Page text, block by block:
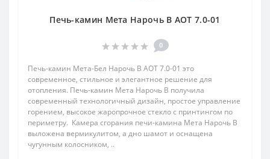
Печь-камин Мета Нарочь В АОТ 7.0-01
0
Печь-камин Мета-Бел Нарочь В АОТ 7.0-01 это
современное, стильное и элегантное решение для
отопления. Печь-камин Мета Нарочь В получила
современный технологичный дизайн, простое управление
горением, высокое жаропрочное стекло с принтингом по
периметру. Камера сгорания печи-камина Мета Нарочь В
выложена вермикулитом, а дно шамот и оснащена
чугунным колосником, ..